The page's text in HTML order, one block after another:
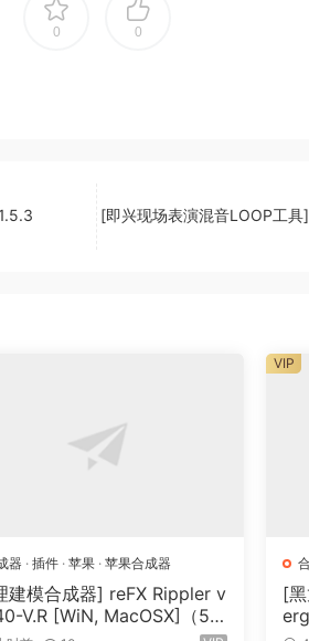
preset
0 0
[即兴现场表演混音LOOP工
器· 插件· 苹果· 苹果合成器
建模合成器] reFX Rippler v
V.R [WiN, MacOSX]（55
[
VIP